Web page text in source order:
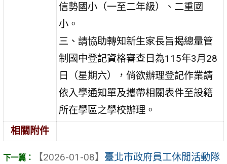
信勢國小（一至二年級）、二重國
小。
三、請協助轉知新生家長旨揭總量管
制國中登記資格審查日為115年3月28
日（星期六），倘欲辦理登記作業請
依入學通知單及攜帶相關表件至設籍
所在學區之學校辦理。
相關附件
【2026-01-08】 臺北市政府員工休閒活動隊